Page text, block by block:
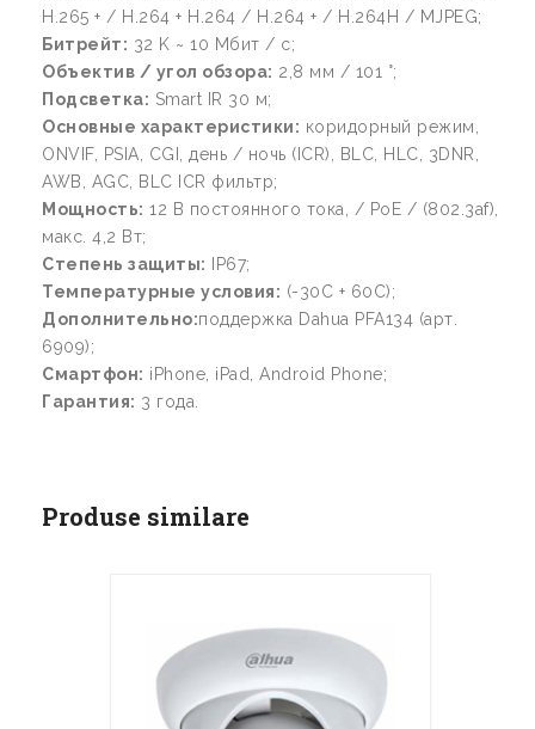
H.265 + / H.264 + H.264 / H.264 + / H.264H / MJPEG;
Битрейт: 32 K ~ 10 Мбит / с;
Объектив / угол обзора: 2,8 мм / 101 °;
Подсветка: Smart IR 30 м;
Основные характеристики: коридорный режим,
ONVIF, PSIA, CGI, день / ночь (ICR), BLC, HLC, 3DNR,
AWB, AGC, BLC ICR фильтр;
Мощность: 12 В постоянного тока, / PoE / (802.3af),
макс. 4,2 Вт;
Степень защиты: IP67;
Температурные условия: (-30С + 60С);
Дополнительно:поддержка Dahua PFA134 (арт.
6909);
Смартфон: iPhone, iPad, Android Phone;
Гарантия: 3 года.
Produse similare